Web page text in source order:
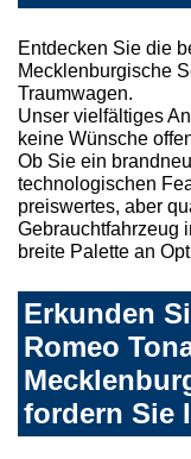
Entdecken Sie die
Mecklenburgische
Traumwagen.
Unser vielfältiges
keine Wünsche
Ob Sie ein
technologischen
preiswertes, aber
Gebrauchtfahrzeug
breite Palette an
Erkunden
Romeo
fordern Sie